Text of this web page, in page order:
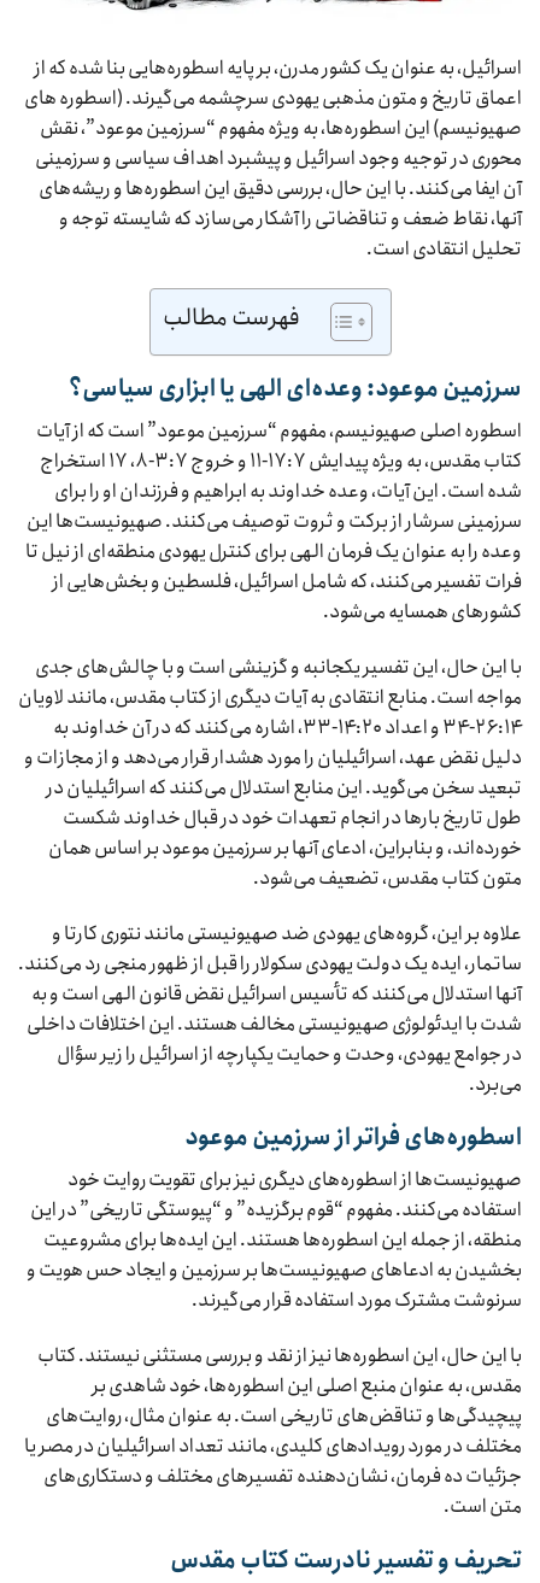
اسرائیل، به عنوان یک کشور مدرن، بر پایه اسطوره‌هایی بنا شده که از
اعماق تاریخ و متون مذهبی یهودی سرچشمه می‌گیرند. (اسطوره های
صهیونیسم) این اسطوره‌ها، به ویژه مفهوم “سرزمین موعود”، نقش
محوری در توجیه وجود اسرائیل و پیشبرد اهداف سیاسی و سرزمینی
آن ایفا می‌کنند. با این حال، بررسی دقیق این اسطوره‌ها و ریشه‌های
آنها، نقاط ضعف و تناقضاتی را آشکار می‌سازد که شایسته توجه و
تحلیل انتقادی است.
فهرست مطالب
سرزمین موعود: وعده‌ای الهی یا ابزاری سیاسی؟
اسطوره اصلی صهیونیسم، مفهوم “سرزمین موعود” است که از آیات
کتاب مقدس، به ویژه پیدایش ۱۷:۷-۱۱ و خروج ۳:۷-۸، ۱۷ استخراج
شده است. این آیات، وعده خداوند به ابراهیم و فرزندان او را برای
سرزمینی سرشار از برکت و ثروت توصیف می‌کنند. صهیونیست‌ها این
وعده را به عنوان یک فرمان الهی برای کنترل یهودی منطقه‌ای از نیل تا
فرات تفسیر می‌کنند، که شامل اسرائیل، فلسطین و بخش‌هایی از
کشورهای همسایه می‌شود.
با این حال، این تفسیر یکجانبه و گزینشی است و با چالش‌های جدی
مواجه است. منابع انتقادی به آیات دیگری از کتاب مقدس، مانند لاویان
۲۶:۱۴-۳۴ و اعداد ۱۴:۲۰-۳۳، اشاره می‌کنند که در آن خداوند به
دلیل نقض عهد، اسرائیلیان را مورد هشدار قرار می‌دهد و از مجازات و
تبعید سخن می‌گوید. این منابع استدلال می‌کنند که اسرائیلیان در
طول تاریخ بارها در انجام تعهدات خود در قبال خداوند شکست
خورده‌اند، و بنابراین، ادعای آنها بر سرزمین موعود بر اساس همان
متون کتاب مقدس، تضعیف می‌شود.
علاوه بر این، گروه‌های یهودی ضد صهیونیستی مانند نتوری کارتا و
ساتمار، ایده یک دولت یهودی سکولار را قبل از ظهور منجی رد می‌کنند.
آنها استدلال می‌کنند که تأسیس اسرائیل نقض قانون الهی است و به
شدت با ایدئولوژی صهیونیستی مخالف هستند. این اختلافات داخلی
در جوامع یهودی، وحدت و حمایت یکپارچه از اسرائیل را زیر سؤال
می‌برد.
اسطوره‌های فراتر از سرزمین موعود
صهیونیست‌ها از اسطوره‌های دیگری نیز برای تقویت روایت خود
استفاده می‌کنند. مفهوم “قوم برگزیده” و “پیوستگی تاریخی” در این
منطقه، از جمله این اسطوره‌ها هستند. این ایده‌ها برای مشروعیت
بخشیدن به ادعاهای صهیونیست‌ها بر سرزمین و ایجاد حس هویت و
سرنوشت مشترک مورد استفاده قرار می‌گیرند.
با این حال، این اسطوره‌ها نیز از نقد و بررسی مستثنی نیستند. کتاب
مقدس، به عنوان منبع اصلی این اسطوره‌ها، خود شاهدی بر
پیچیدگی‌ها و تناقض‌های تاریخی است. به عنوان مثال، روایت‌های
مختلف در مورد رویدادهای کلیدی، مانند تعداد اسرائیلیان در مصر یا
جزئیات ده فرمان، نشان‌دهنده تفسیرهای مختلف و دستکاری‌های
متن است.
تحریف و تفسیر نادرست کتاب مقدس